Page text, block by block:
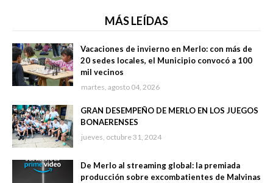
MÁS LEÍDAS
Vacaciones de invierno en Merlo: con más de
20 sedes locales, el Municipio convocó a 100
mil vecinos
martes, agosto 04, 2026
GRAN DESEMPEÑO DE MERLO EN LOS JUEGOS
BONAERENSES
jueves, octubre 31, 2024
De Merlo al streaming global: la premiada
producción sobre excombatientes de Malvinas